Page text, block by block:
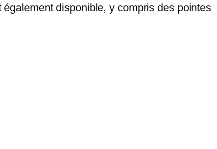
disponible, y compris des pointes